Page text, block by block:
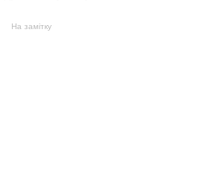
На замітку